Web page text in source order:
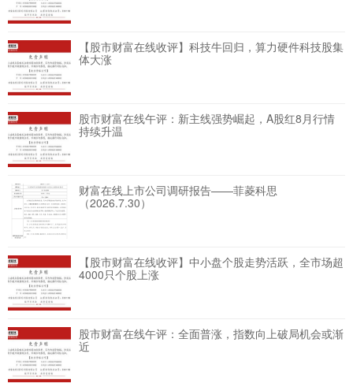
【股市财富在线收评】科技牛回归，算力硬件科技股集
体大涨
股市财富在线午评：新主线强势崛起，A股红8月行情
持续升温
财富在线上市公司调研报告——菲菱科思
（2026.7.30）
【股市财富在线收评】中小盘个股走势活跃，全市场超
4000只个股上涨
股市财富在线午评：全面普涨，指数向上破局机会或渐
近